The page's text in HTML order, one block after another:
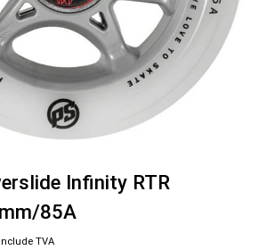
Infinity RTR
85A
TVA